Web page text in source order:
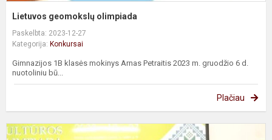
Lietuvos geomokslų olimpiada
Paskelbta: 2023-12-27
Kategorija: Konkursai
Gimnazijos 1B klasės mokinys Arnas Petraitis 2023 m. gruodžio 6 d.
nuotoliniu bū...
Plačiau